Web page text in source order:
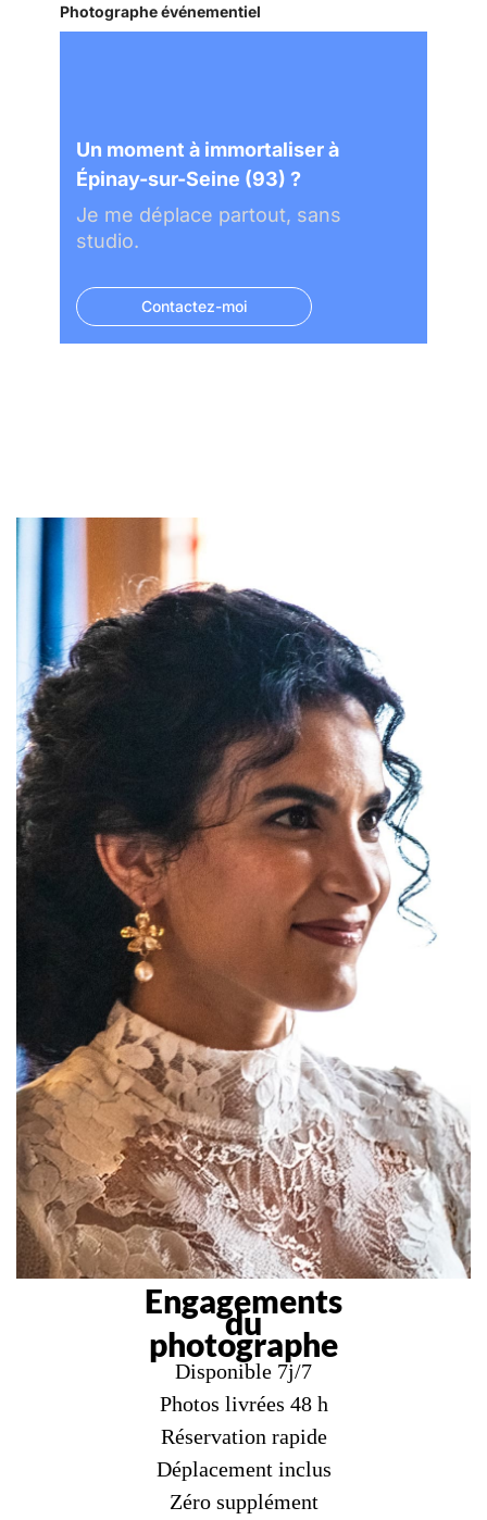
Photographe événementiel
Un moment à immortaliser à
Épinay-sur-Seine (93) ?
Je me déplace partout, sans
studio.
Contactez-moi
Engagements
du
photographe
Disponible 7j/7
Photos livrées 48 h
Réservation rapide
Déplacement inclus
Zéro supplément